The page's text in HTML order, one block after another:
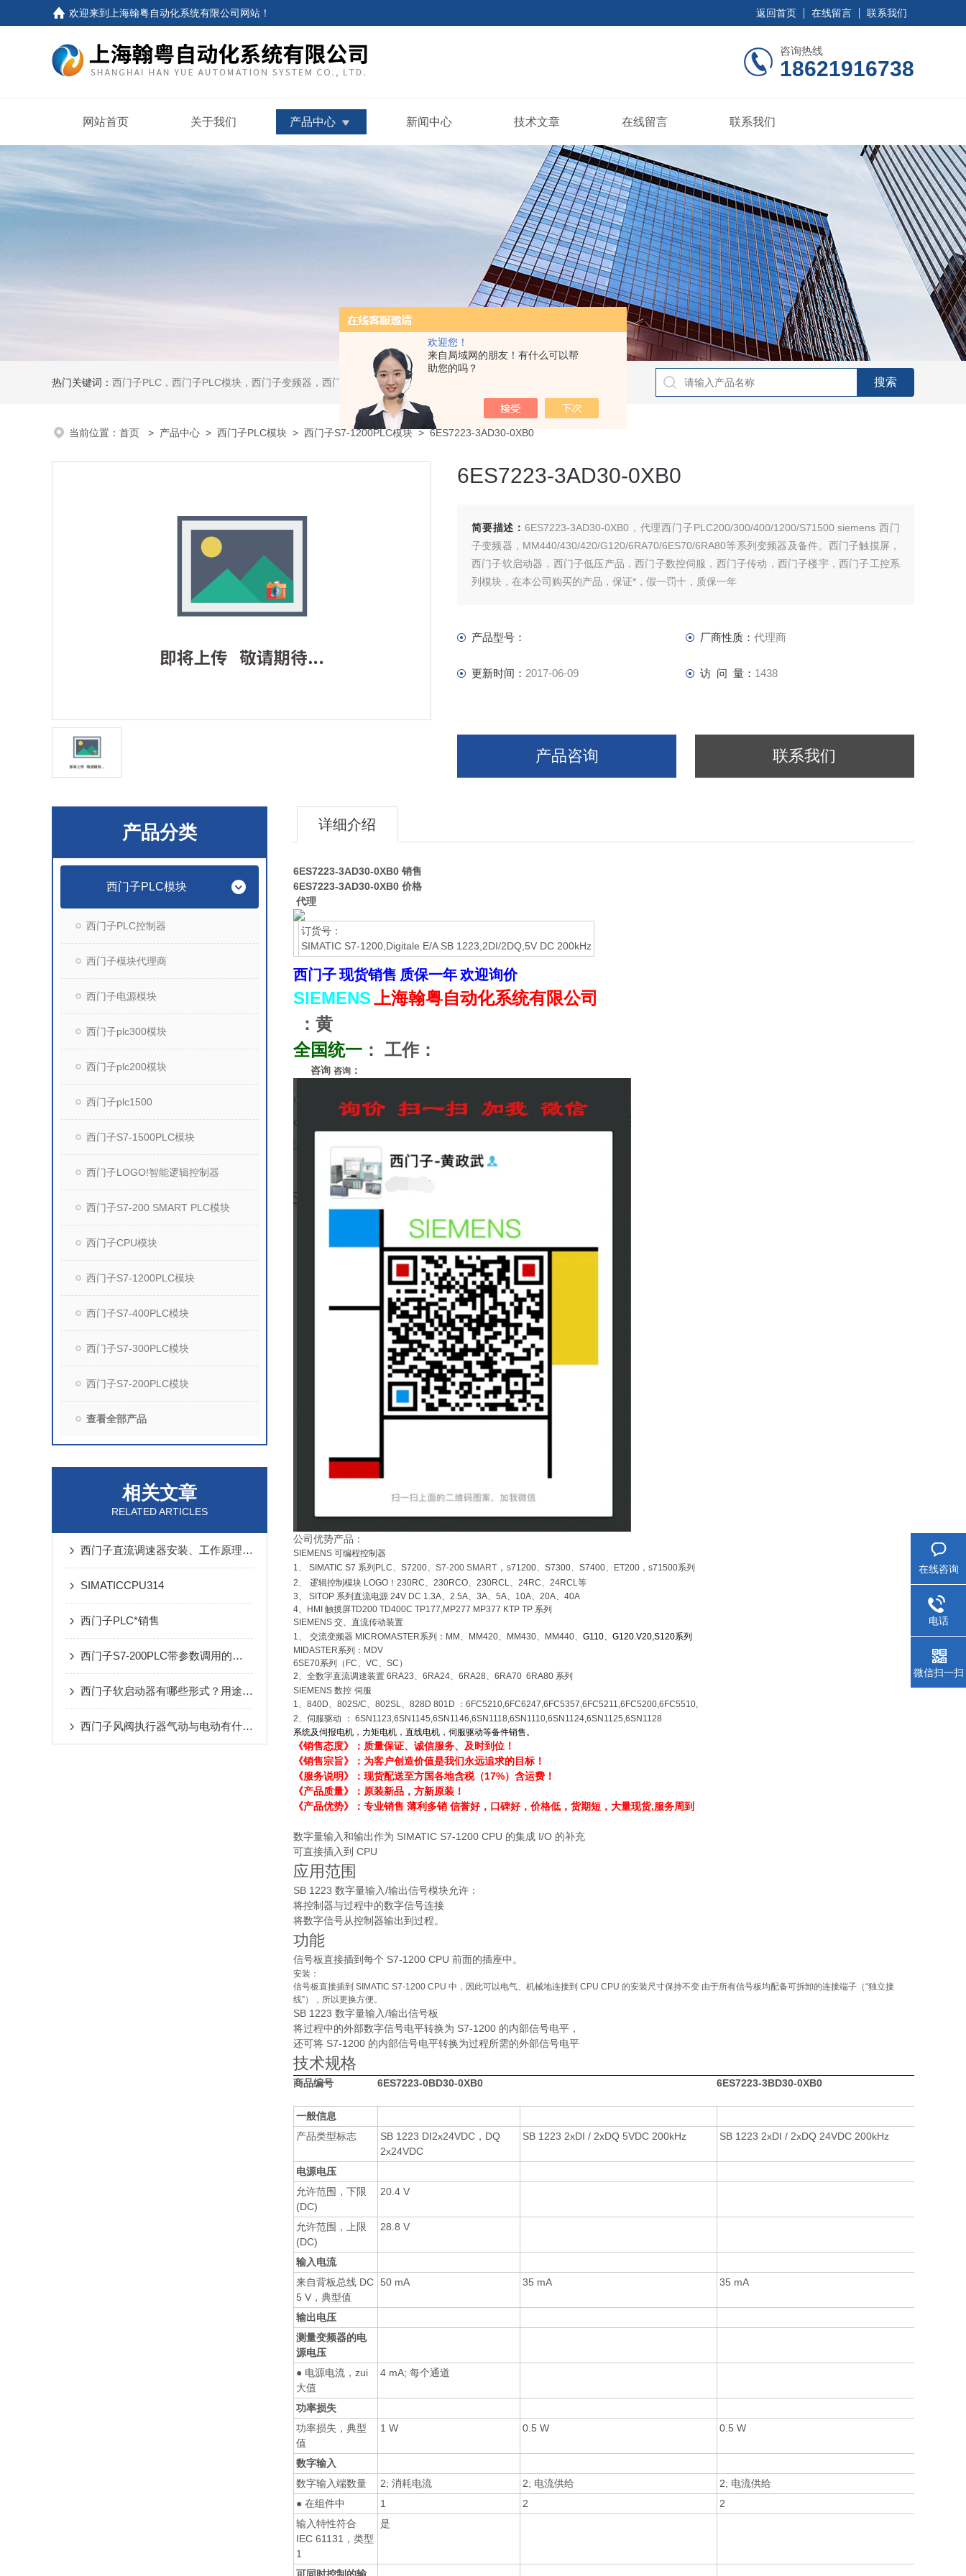
欢迎您！
来自局域网的朋友！有什么可以帮
助您的吗？
欢迎来到 上海翰粤自动化系统有限公司网站 ！ 返回首页 在线留言 联系我们
咨询热线
18621916738
网站首页 关于我们 产品中心 新闻中心 技术文章 在线留言 联系我们
热门关键词： 西门子PLC，西门子PLC模块，西门子变频器，西门子触摸屏，西门子软启动器，西门子DP总线电缆，西门子DP总线接头，西门子CP通讯网卡，西门子数控系统及停产备件
当前位置： 首页 > 产品中心 > 西门子PLC模块 > 西门子S7-1200PLC模块> 6ES7223-3AD30-0XB0
6ES7223-3AD30-0XB0
简要描述： 6ES7223-3AD30-0XB0，代理西门子PLC200/300/400/1200/S71500 siemens 西门
子变频器，MM440/430/420/G120/6RA70/6ES70/6RA80等系列变频器及备件。西门子触摸屏，
西门子软启动器，西门子低压产品，西门子数控伺服，西门子传动，西门子楼宇，西门子工控系
列模块，在本公司购买的产品，保证*，假一罚十，质保一年
产品型号： 厂商性质： 代理商
更新时间： 2017-06-09 访 问 量： 1438
产品咨询 联系我们
产品分类
西门子PLC模块
西门子PLC控制器
西门子模块代理商
西门子电源模块
西门子plc300模块
西门子plc200模块
西门子plc1500
西门子S7-1500PLC模块
西门子LOGO!智能逻辑控制器
西门子S7-200 SMART PLC模块
西门子CPU模块
西门子S7-1200PLC模块
西门子S7-400PLC模块
西门子S7-300PLC模块
西门子S7-200PLC模块
查看全部产品
相关文章
RELATED ARTICLES
西门子直流调速器安装、工作原理以及调速步骤说明
SIMATICCPU314
西门子PLC*销售
西门子S7-200PLC带参数调用的子程序运行为什么异常？
西门子软启动器有哪些形式？用途中遇到故障怎么办？
西门子风阀执行器气动与电动有什么区别？
详细介绍
6ES7223-3AD30-0XB0 销售
6ES7223-3AD30-0XB0 价格
代理
订货号：
SIMATIC S7-1200,Digitale E/A SB 1223,2DI/2DQ,5V DC 200kHz
西门子现货销售 质保一年欢迎询价
SIEMENS上海翰粤自动化系统有限公司
：黄
全国统一 ： 工作：
咨询 咨询 ：
公司优势产品：
SIEMENS 可编程控制器
1、 SIMATIC S7 系列 PLC、 S7200、 S7-200 SMART ， s71200、 S7300、 S7400、
ET200，s71500系列
2、 逻辑控制模块 LOGO ！ 230RC、 230RCO、 230RCL、 24RC、 24RCL等
3、 SITOP 系列直流电源 24V DC 1.3A、 2.5A、 3A、 5A、 10A、 20A、 40A
4、 HMI 触摸屏TD200 TD400C TP177,MP277 MP377 KTP TP 系列
SIEMENS 交、直流传动装置
1、 交流变频器 MICROMASTER系列： MM 、 MM420、 MM430、 MM440、 G110、 G120.V20,S120系列
MIDASTER系列： MDV
6SE70系列（ FC、 VC、 SC ）
2、全数字直流调速装置 6RA23、 6RA24、 6RA28、 6RA70 6RA80 系列
SIEMENS 数控 伺服
1、 840D、 802S/C、 802SL、 828D 801D ： 6FC5210,6FC6247,6FC5357,6FC5211,6FC5200,6FC5510,
2、伺服驱动 ： 6SN1123,6SN1145,6SN1146,6SN1118,6SN1110,6SN1124,6SN1125,6SN1128
系统及伺报电机，力矩电机，直线电机，伺服驱动等备件销售。
《销售态度》：质量保证、诚信服务、及时到位！
《销售宗旨》：为客户创造价值是我们永远追求的目标！
《服务说明》：现货配送至方国各地含税（17%）含运费！
《产品质量》：原装新品，方新原装！
《产品优势》：专业销售 薄利多销 信誉好，口碑好，价格低，货期短，大量现货,服务周到
数字量输入和输出作为 SIMATIC S7-1200 CPU 的集成 I/O 的补充
可直接插入到 CPU
应用范围
SB 1223 数字量输入/输出信号模块允许：
将控制器与过程中的数字信号连接
将数字信号从控制器输出到过程。
功能
信号板直接插到每个 S7-1200 CPU 前面的插座中。
安装：
信号板直接插到 SIMATIC S7-1200 CPU 中，因此可以电气、机械地连接到 CPU CPU 的安装尺寸保持不变 由于所有信号板均配备可拆卸的连接端子（“独立接
线”），所以更换方便。
SB 1223 数字量输入/输出信号板
将过程中的外部数字信号电平转换为 S7-1200 的内部信号电平，
还可将 S7-1200 的内部信号电平转换为过程所需的外部信号电平
技术规格
商品编号 6ES7223-0BD30-0XB0 6ES7223-3BD30-0XB0
一般信息
产品类型标志
SB 1223 DI2x24VDC，DQ
2x24VDC
SB 1223 2xDI / 2xDQ 5VDC 200kHz SB 1223 2xDI / 2xDQ 24VDC 200kHz
电源电压
允许范围，下限
(DC)
20.4 V
允许范围，上限
(DC)
28.8 V
输入电流
来自背板总线 DC
5 V，典型值
50 mA 35 mA 35 mA
输出电压
测量变频器的电
源电压
● 电源电流，zui
大值
4 mA; 每个通道
功率损失
功率损失，典型
值
1 W 0.5 W 0.5 W
数字输入
数字输入端数量
2; 消耗电流 2; 电流供给
2; 电流供给
● 在组件中
1 2
2
输入特性符合
IEC 61131，类型
1
是
在线咨询
电话
微信扫一扫